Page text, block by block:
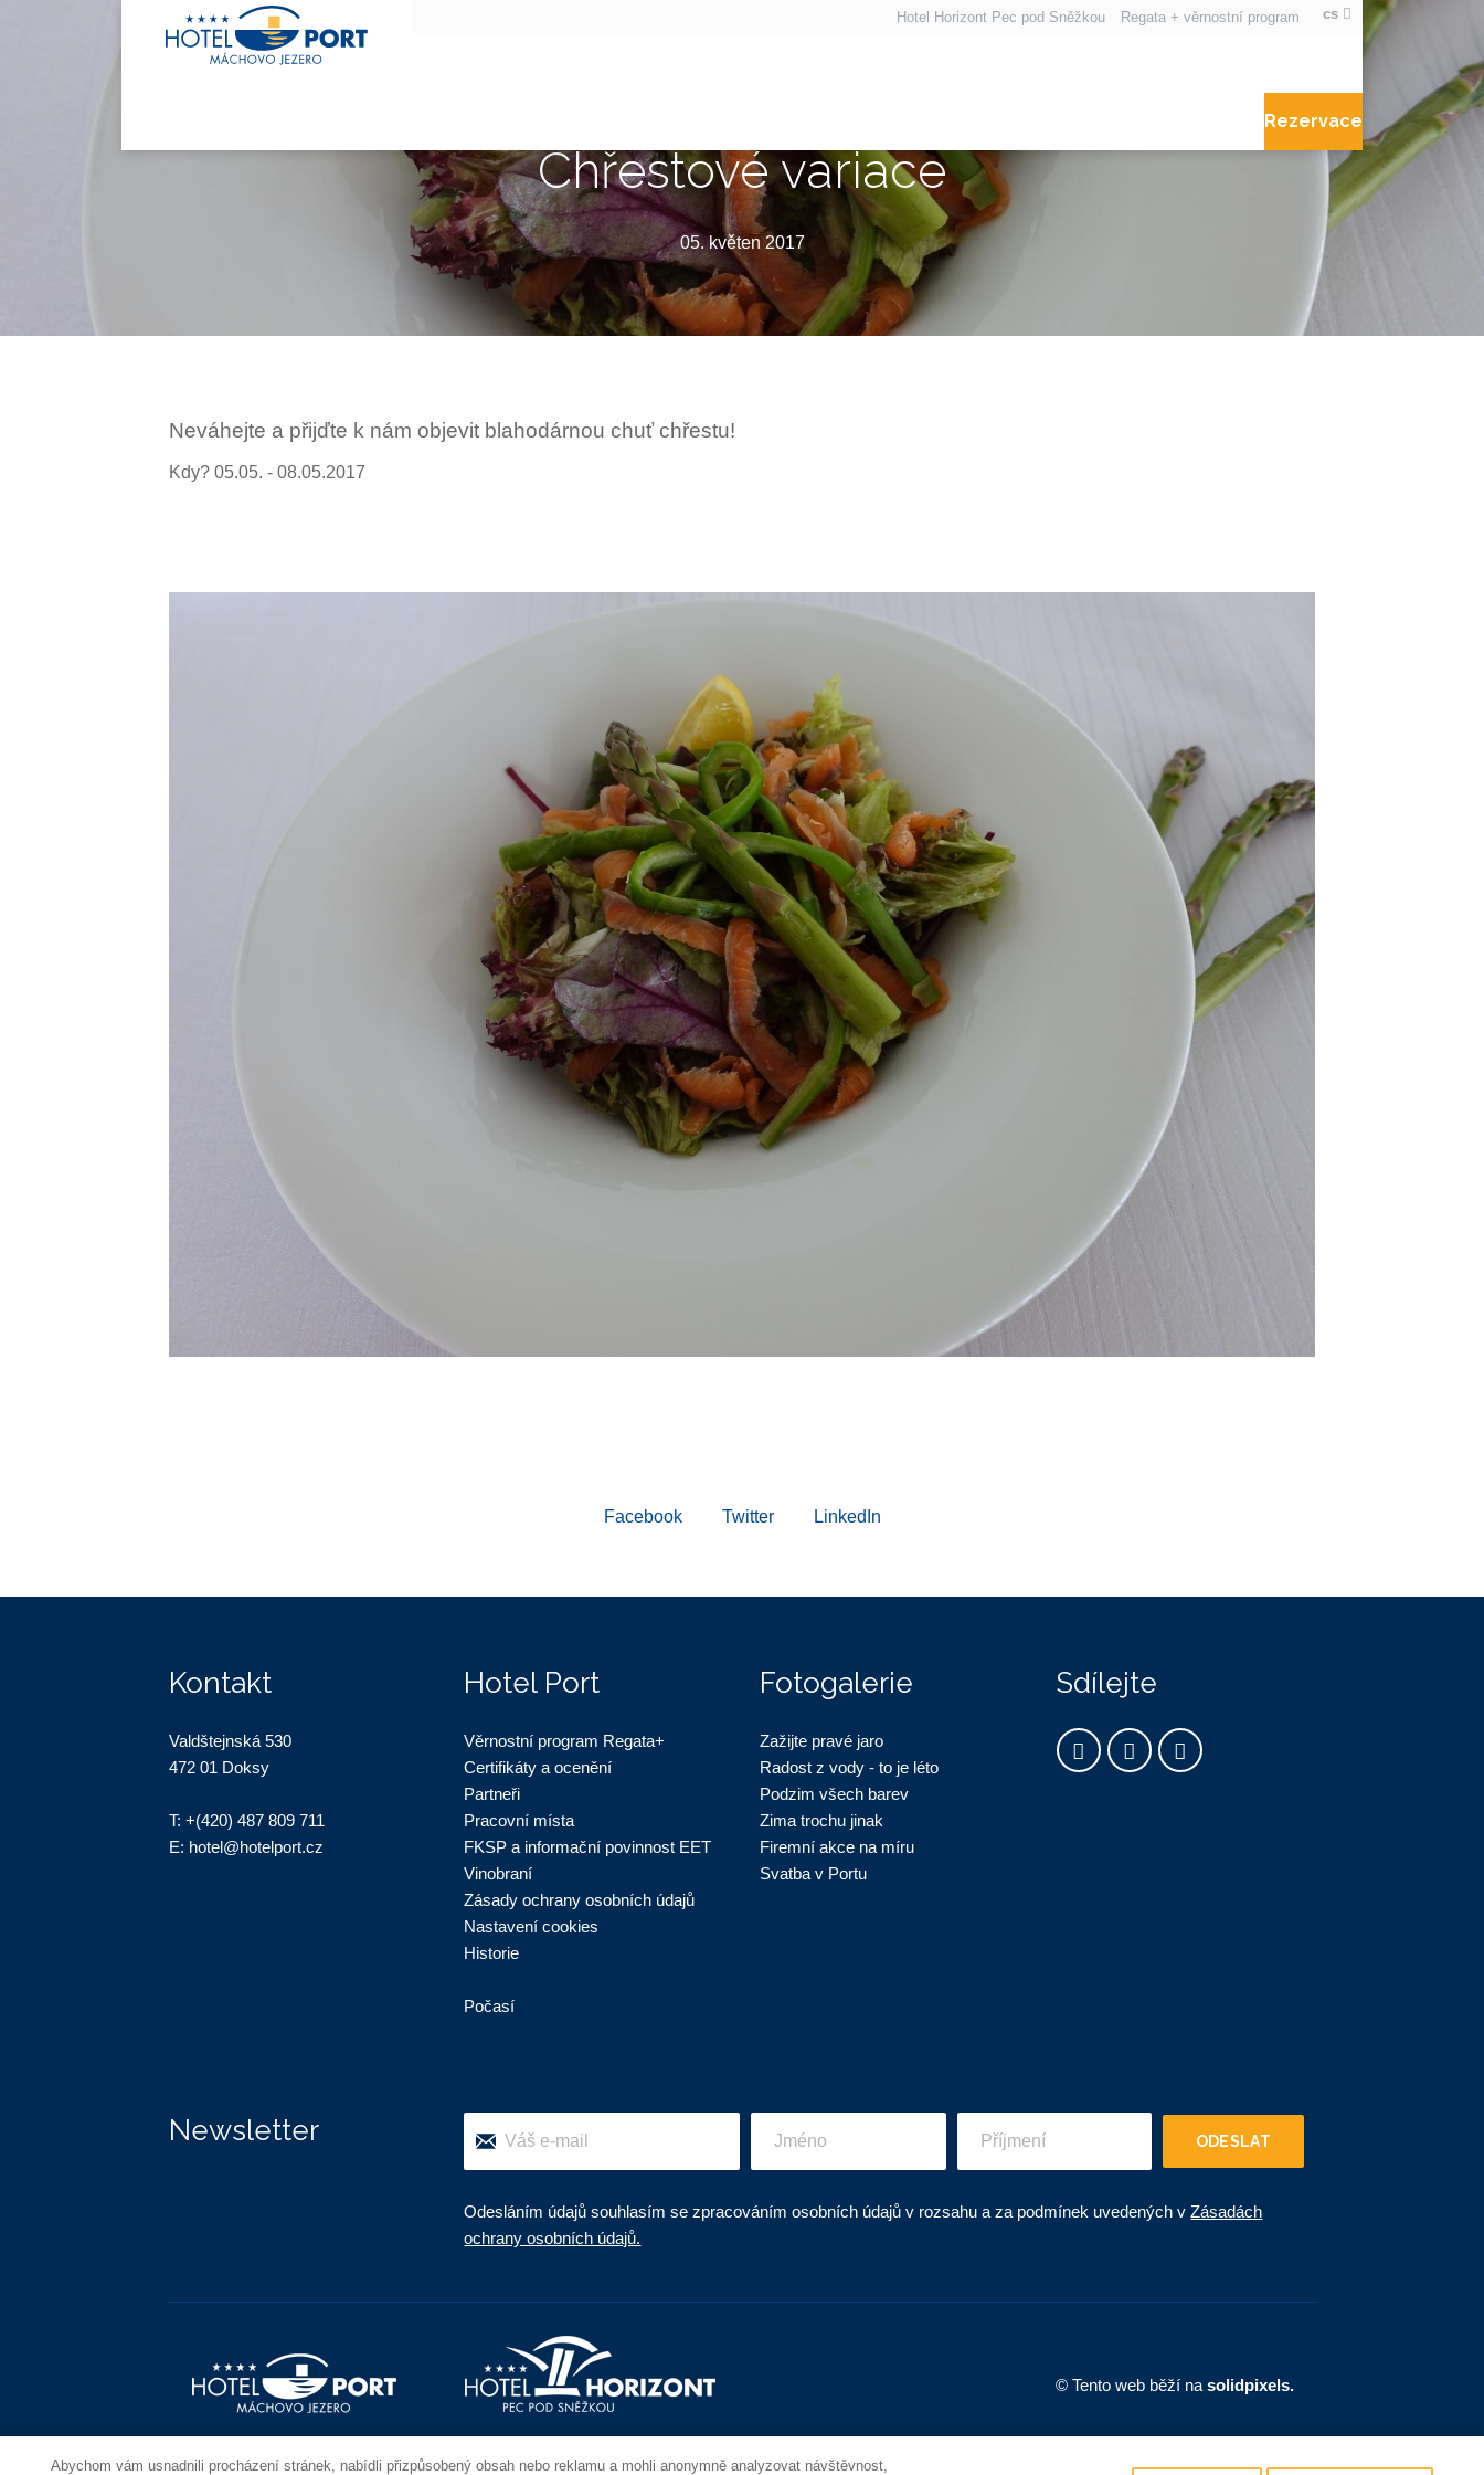
Rezervace
Hotel Horizont Pec pod Sněžkou Regata + věrnostní program cs
Chřestové variace
05. květen 2017
Neváhejte a přijďte k nám objevit blahodárnou chuť chřestu!
Kdy? 05.05. - 08.05.2017
Facebook Twitter LinkedIn
Abychom vám usnadnili procházení stránek, nabídli přizpůsobený obsah nebo reklamu a mohli anonymně analyzovat návštěvnost,
Kontakt
Valdštejnská 530
472 01 Doksy
T: +(420) 487 809 711
E: hotel@hotelport.cz
Hotel Port
Věrnostní program Regata+
Certifikáty a ocenění
Partneři
Pracovní místa
FKSP a informační povinnost EET
Vinobraní
Zásady ochrany osobních údajů
Nastavení cookies
Historie
Počasí
Fotogalerie
Zažijte pravé jaro
Radost z vody - to je léto
Podzim všech barev
Zima trochu jinak
Firemní akce na míru
Svatba v Portu
Sdílejte
Newsletter ODESLAT
Odesláním údajů souhlasím se zpracováním osobních údajů v rozsahu a za podmínek uvedených vZásadách
ochrany osobních údajů.
© Tento web běží na solidpixels.